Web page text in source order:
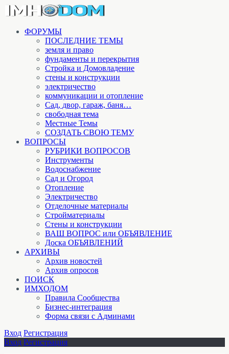
ФОРУМЫ
ПОСЛЕДНИЕ ТЕМЫ
земля и право
фундаменты и перекрытия
Стройка и Домовладение
стены и конструкции
электричество
коммуникации и отопление
Cад, двор, гараж, баня…
свободная тема
Местные Темы
СОЗДАТЬ СВОЮ ТЕМУ
ВОПРОСЫ
РУБРИКИ ВОПРОСОВ
Инструменты
Водоснабжение
Сад и Огород
Отопление
Электричество
Отделочные материалы
Стройматериалы
Стены и конструкции
ВАШ ВОПРОС или ОБЪЯВЛЕНИЕ
Доска ОБЪЯВЛЕНИЙ
АРХИВЫ
Архив новостей
Архив опросов
ПОИСК
ИМХОДОМ
Правила Сообщества
Бизнес-интеграция
Форма связи с Админами
Вход Регистрация
Вход Регистрация